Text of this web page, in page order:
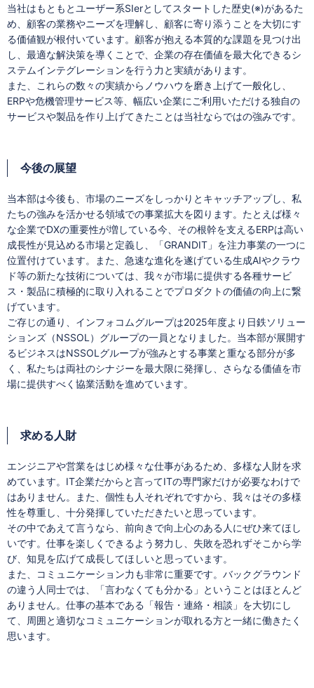
当社はもともとユーザー系SIerとしてスタートした歴史(※)があるた
め、顧客の業務やニーズを理解し、顧客に寄り添うことを大切にす
る価値観が根付いています。顧客が抱える本質的な課題を見つけ出
し、最適な解決策を導くことで、企業の存在価値を最大化できるシ
ステムインテグレーションを行う力と実績があります。
また、これらの数々の実績からノウハウを磨き上げて一般化し、
ERPや危機管理サービス等、幅広い企業にご利用いただける独自の
サービスや製品を作り上げてきたことは当社ならではの強みです。
今後の展望
当本部は今後も、市場のニーズをしっかりとキャッチアップし、私
たちの強みを活かせる領域での事業拡大を図ります。たとえば様々
な企業でDXの重要性が増している今、その根幹を支えるERPは高い
成長性が見込める市場と定義し、「GRANDIT」を注力事業の一つに
位置付けています。また、急速な進化を遂げている生成AIやクラウ
ド等の新たな技術については、我々が市場に提供する各種サービ
ス・製品に積極的に取り入れることでプロダクトの価値の向上に繋
げています。
ご存じの通り、インフォコムグループは2025年度より日鉄ソリュー
ションズ（NSSOL）グループの一員となりました。当本部が展開す
るビジネスはNSSOLグループが強みとする事業と重なる部分が多
く、私たちは両社のシナジーを最大限に発揮し、さらなる価値を市
場に提供すべく協業活動を進めています。
求める人財
エンジニアや営業をはじめ様々な仕事があるため、多様な人財を求
めています。IT企業だからと言ってITの専門家だけが必要なわけで
はありません。また、個性も人それぞれですから、我々はその多様
性を尊重し、十分発揮していただきたいと思っています。
その中であえて言うなら、前向きで向上心のある人にぜひ来てほし
いです。仕事を楽しくできるよう努力し、失敗を恐れずそこから学
び、知見を広げて成長してほしいと思っています。
また、コミュニケーション力も非常に重要です。バックグラウンド
の違う人同士では、「言わなくても分かる」ということはほとんど
ありません。仕事の基本である「報告・連絡・相談」を大切にし
て、周囲と適切なコミュニケーションが取れる方と一緒に働きたく
思います。